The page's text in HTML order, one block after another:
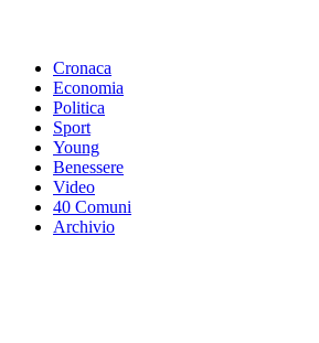
Cronaca
Economia
Politica
Sport
Young
Benessere
Video
40 Comuni
Archivio